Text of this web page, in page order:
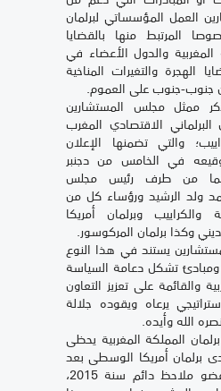
العمل المؤسساتي لبرلمان
المرتبط منها بالقضايا
والدول الأعضاء في
الهجرة والتغيرات المناخية
جنوب-جنوب على العموم.
ممثل مجلس المستشارين
البرلماني الاقتصادي المغرب
والتي تضمنها الإعلان
في الخامس من دجنبر
من طرف رئيس مجلس
ولد الرشيد ورؤساء كل من
والكراييب وبرلمان أمريكا
وكذا برلمان المركوسور.
يستند في هذا النوع
ومبادئ تشكل دعامة السياسة
والقائمة على تعزيز التعاون
يرعاه ويقوده جلالة
الله وأيده.
المملكة المغربية يحظى
برلمان أمريكا الوسطى بعد
ما انضم إليه بصفة عضو ملاحظ دائم سنة 2015،